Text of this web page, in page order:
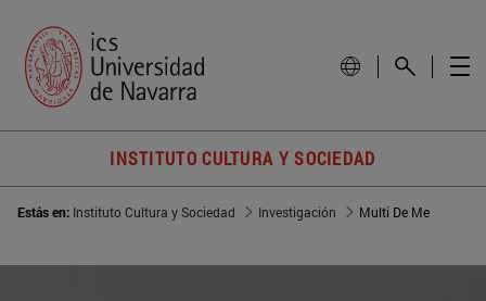
INSTITUTO CULTURA Y SOCIEDAD
Estás en: Instituto Cultura y Sociedad Investigación Multi De Me